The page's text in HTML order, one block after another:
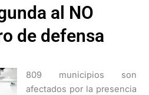
al NO
de defensa
809 municipios son
afectados por la presencia